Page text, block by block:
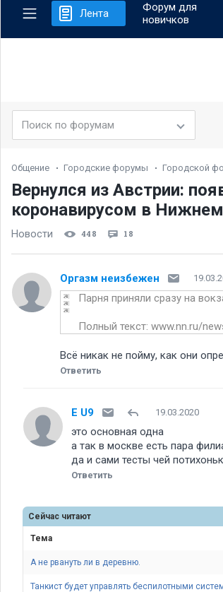
Лента
Форум для
новичков
Общение Городские форумы Городской
Вернулся из Австрии:
коронавирусом в
Новости 448 18
Оргазм неизбежен
Парня приняли сразу на
Полный текст: www.nn.ru/
Всё никак не пойму, как они
Ответить
E U9 19.03.2020
это основная одна
а так в москве есть пара
да и сами тесты чей
Ответить
Сейчас читают
Тема
А не рвануть ли в деревню.
Танкист будет управлять беспилотными